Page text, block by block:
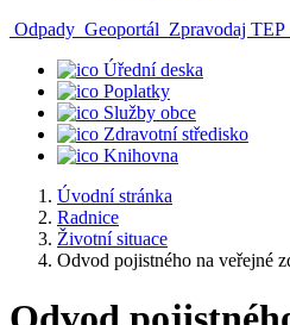
Odpady Geoportál Zpravodaj TEP
Úřední deska
Poplatky
Služby obce
Zdravotní středisko
Knihovna
Úvodní stránka
Radnice
Životní situace
Odvod pojistného na veřejné